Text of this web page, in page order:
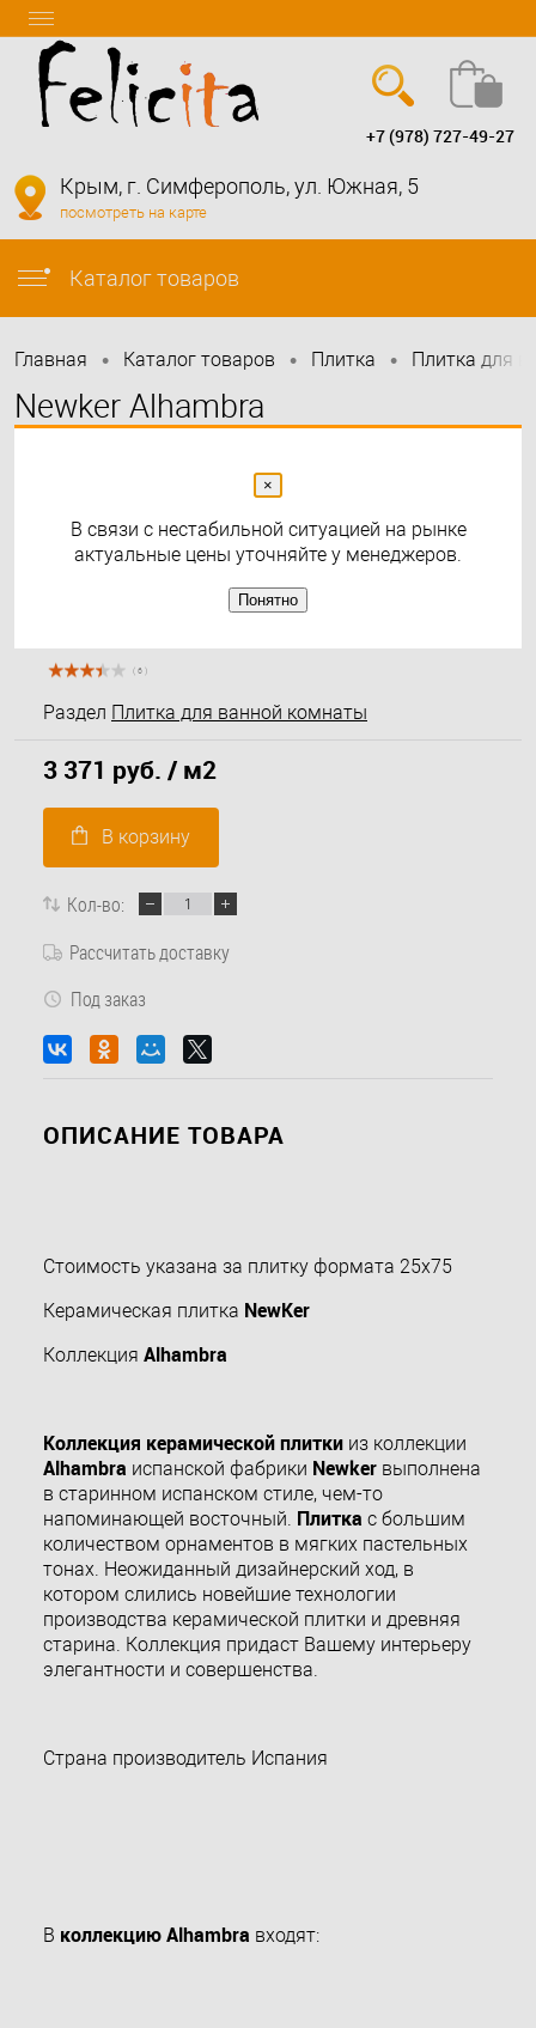
info@felicita-crimea.ru
+7 (978) 727-49-27
Крым, г. Симферополь, ул. Южная, 5
посмотреть на карте
Каталог товаров
Главная • Каталог товаров • Плитка • Плитка для
Newker Alhambra
( 6 )
Раздел Плитка для ванной комнаты
3 371 руб. / м2
В корзину
Кол-во:
Рассчитать доставку
Под заказ
ОПИСАНИЕ ТОВАРА
Стоимость указана за плитку формата 25х75
Керамическая плитка NewKer
Коллекция Alhambra
Коллекция керамической плитки из коллекции
Alhambra испанской фабрики Newker выполнена
в старинном испанском стиле, чем-то
напоминающей восточный. Плитка с большим
количеством орнаментов в мягких пастельных
тонах. Неожиданный дизайнерский ход, в
котором слились новейшие технологии
производства керамической плитки и древняя
старина. Коллекция придаст Вашему интерьеру
элегантности и совершенства.
Страна производитель Испания
В коллекцию Alhambra входят:
×
В связи с нестабильной ситуацией на рынке
актуальные цены уточняйте у менеджеров.
Понятно